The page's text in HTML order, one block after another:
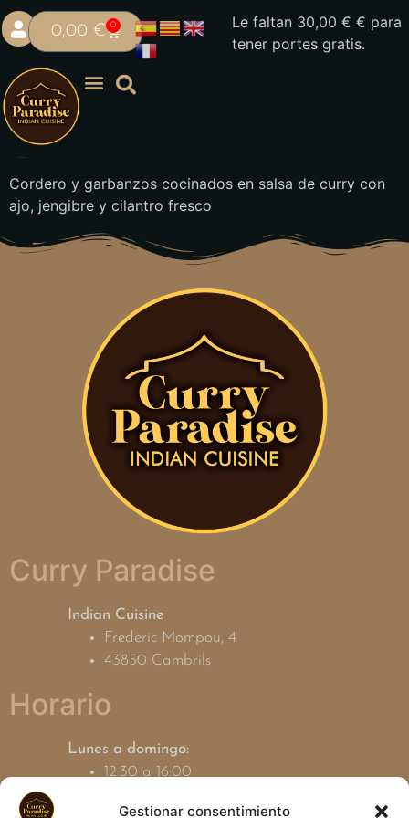
Gestionar consentimiento
0,00 € 0 Le faltan 30,00€ € para
tener portes gratis.
Cordero y garbanzos cocinados en salsa de curry con
ajo, jengibre y cilantro fresco
Curry Paradise
Indian Cuisine
Frederic Mompou, 4
43850 Cambrils
Horario
Lunes a domingo:
12:30 a 16:00